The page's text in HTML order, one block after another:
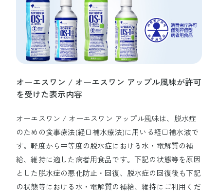
オーエスワン / オーエスワン アップル風味が許可
を受けた表示内容
オーエスワン / オーエスワン アップル風味は、脱水症
のための食事療法(経口補水療法)に用いる経口補水液で
す。軽度から中等度の脱水症における水・電解質の補
給、維持に適した病者用食品です。下記の状態等を原因
とした脱水症の悪化防止・回復、脱水症の回復後も下記
の状態等における水・電解質の補給、維持にご利用くだ